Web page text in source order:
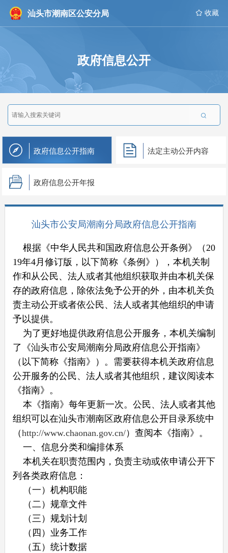
汕头市潮南区公安分局  收藏
政府信息公开

政府信息公开指南 法定主动公开内容
政府信息公开年报
汕头市公安局潮南分局政府信息公开指南
根据《中华人民共和国政府信息公开条例》（20
19年4月修订版，以下简称《条例》），本机关制
作和从公民、法人或者其他组织获取并由本机关保
存的政府信息，除依法免予公开的外，由本机关负
责主动公开或者依公民、法人或者其他组织的申请
予以提供。
为了更好地提供政府信息公开服务，本机关编制
了《汕头市公安局潮南分局政府信息公开指南》
（以下简称《指南》）。需要获得本机关政府信息
公开服务的公民、法人或者其他组织，建议阅读本
《指南》。
本《指南》每年更新一次。公民、法人或者其他
组织可以在汕头市潮南区政府信息公开目录系统中
（http://www.chaonan.gov.cn/）查阅本《指南》。
一、信息分类和编排体系
本机关在职责范围内，负责主动或依申请公开下
列各类政府信息：
（一）机构职能
（二）规章文件
（三）规划计划
（四）业务工作
（五）统计数据